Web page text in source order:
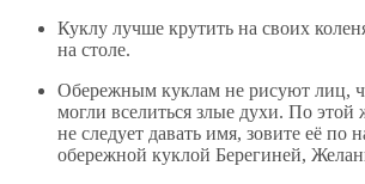
Куклу лучше крутить на своих
на столе.
Обережным куклам не рисуют лиц,
могли вселиться злые духи. По этой
не следует давать имя, зовите её по
обережной куклой Берегиней,